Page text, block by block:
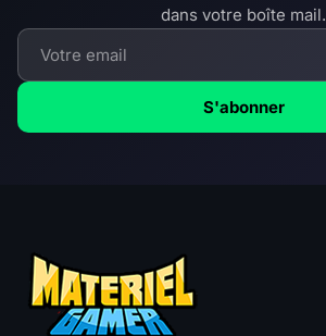
dans votre boîte mail.
S'abonner